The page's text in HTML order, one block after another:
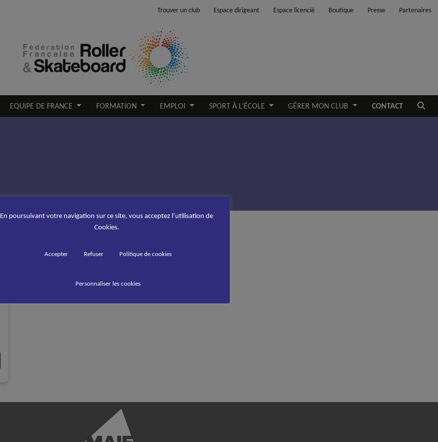
Trouver un club Espace dirigeant Espace licencié Boutique Presse Partenaires
EQUIPE DE FRANCE FORMATION EMPLOI SPORT À L’ÉCOLE GÉRER MON CLUB CONTACT
En poursuivant votre navigation sur ce site, vous acceptez l’utilisation de
Cookies.
Accepter Refuser Politique de cookies
Personnaliser les cookies